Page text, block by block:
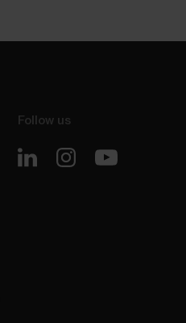
Follow us